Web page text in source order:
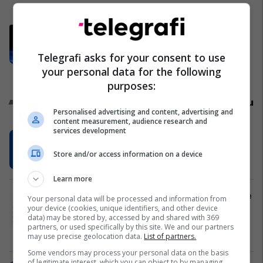
Dushi: Përparim Rama, Avdullah
Hoti dhe Hykmete Bajrami janë
përmendur për ta udhëhequr LDK-
në
Politikë
Reklamo këtu
SKECHERS feston 4 Korrikun me
40% zbritje në të gjithë artikujt
AAB hap regjistrimet në Fakultetin e
Shkencave Kompjuterike: Programe
inovative, bursë 30%
Kolegji AAB
Telegrafi asks for your consent to use
your personal data for the following
purposes:
Personalised advertising and content, advertising and
content measurement, audience research and
services development
Store and/or access information on a device
Learn more
Your personal data will be processed and information from
your device (cookies, unique identifiers, and other device
data) may be stored by, accessed by and shared with 369
partners, or used specifically by this site. We and our partners
may use precise geolocation data. List of partners.
Some vendors may process your personal data on the basis